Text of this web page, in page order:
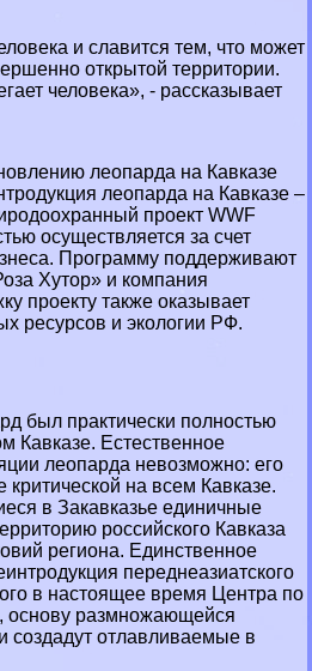
и славится тем, что может
открытой территории.
человека», - рассказывает
леопарда на Кавказе
леопарда на Кавказе –
проект WWF
осуществляется за счет
Программу поддерживают
Хутор» и компания
проекту также оказывает
ресурсов и экологии РФ.
был пpaктически полностью
Кавказе. Естественное
леопарда невозможно: его
критической на всем Кавказе.
в Закавказье единичные
российского Кавказа
региона. Единственное
переднеазиатского
в настоящее время Центра по
основу размножающейся
создадут отлавливаемые в